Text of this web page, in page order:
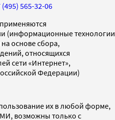
(495) 565-32-06
(информационные технологии
основе сбора,
относящихся
сети «Интернет»,
Федерации)
их в любой форме,
возможны только с